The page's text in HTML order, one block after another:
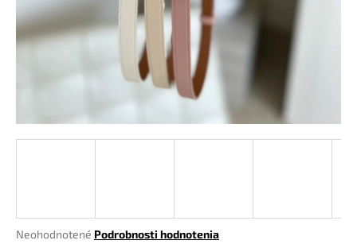
Priemerné
Neohodnotené Podrobnosti hodnotenia
á
j